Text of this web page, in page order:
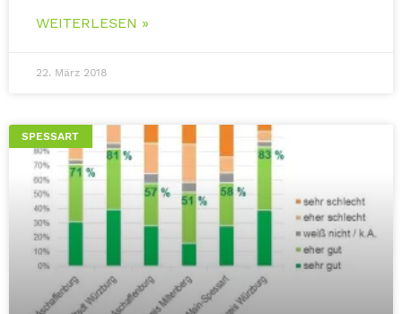
WEITERLESEN »
22. März 2018
SPESSART